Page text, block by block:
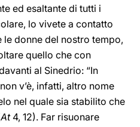
ed esaltante di tutti i
lo vivete a contatto
donne del nostro tempo,
quello che con
al Sinedrio: “In
v’è, infatti, altro nome
nel quale sia stabilito che
At4, 12). Far risuonare